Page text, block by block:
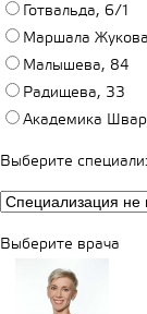
Готвальда, 6/1
Маршала
Малышева, 84
Радищева, 33
Академика
Выберите
Выберите врача